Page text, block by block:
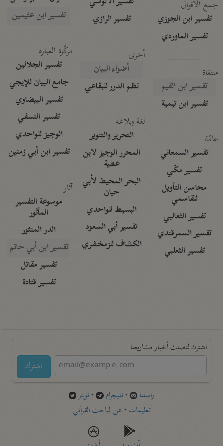
جمع الأقوال
تفسير ابن الجوزي
تفسير الماوردي
منتقاة
تفسير ابن القيم
تفسير ابن تيمية
عامّة
تفسير السمعاني
تفسير مكّي
محاسن التأويل
للقاسمي
تفسير الثعالبي
تفسير السمرقندي
تفسير الثعلبي
تفسير الرازي
أخرى
أضواء البيان
نظم الدرر للبقاعي
لغة وبلاغة
التحرير والتنوير
المحرر الوجيز لابن
عطية
البحر المحيط لأبي
حيان
البسيط للواحدي
تفسير أبي السعود
الكشاف للزمخشري
تفسير ابن عثيمين
مركَّزة العبارة
تفسير الجلالين
جامع البيان للإيجي
تفسير البيضاوي
تفسير النسفي
الوجيز للواحدي
تفسير ابن أبي زمنين
آثار
موسوعة التفسير
المأثور
الدر المنثور
تفسير ابن أبي حاتم
تفسير مقاتل
تفسير قتادة
اشترك لتصلك أخبار مشاريعنا
اشترك
راسلنا •تليجرام •تويتر
تعليمات •عن الباحث القرآني